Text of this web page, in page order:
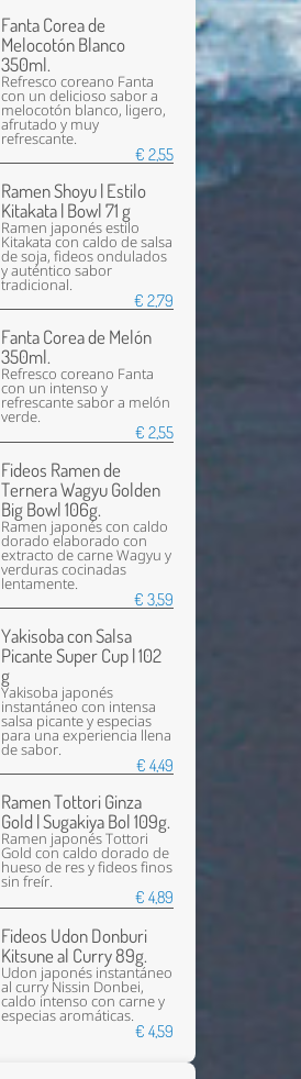
Fanta Corea de
Melocotón Blanco
350ml.
Refresco coreano Fanta
con un delicioso sabor a
melocotón blanco, ligero,
afrutado y muy
refrescante.
€ 2,55
Ramen Shoyu | Estilo
Kitakata | Bowl 71 g
Ramen japonés estilo
Kitakata con caldo de salsa
de soja, fideos ondulados
y auténtico sabor
tradicional.
€ 2,79
Fanta Corea de Melón
350ml.
Refresco coreano Fanta
con un intenso y
refrescante sabor a melón
verde.
€ 2,55
Fideos Ramen de
Ternera Wagyu Golden
Big Bowl 106g.
Ramen japonés con caldo
dorado elaborado con
extracto de carne Wagyu y
verduras cocinadas
lentamente.
€ 3,59
Yakisoba con Salsa
Picante Super Cup | 102
g
Yakisoba japonés
instantáneo con intensa
salsa picante y especias
para una experiencia llena
de sabor.
€ 4,49
Ramen Tottori Ginza
Gold | Sugakiya Bol 109g.
Ramen japonés Tottori
Gold con caldo dorado de
hueso de res y fideos finos
sin freír.
€ 4,89
Fideos Udon Donburi
Kitsune al Curry 89g.
Udon japonés instantáneo
al curry Nissin Donbei,
caldo intenso con carne y
especias aromáticas.
€ 4,59